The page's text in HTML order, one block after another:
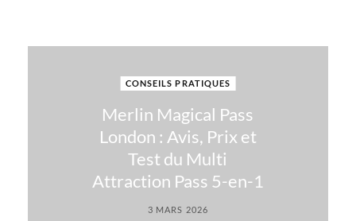
CONSEILS PRATIQUES
Merlin Magical Pass
London : Avis, Prix et
Test du Multi
Attraction Pass 5-en-1
3 MARS 2026